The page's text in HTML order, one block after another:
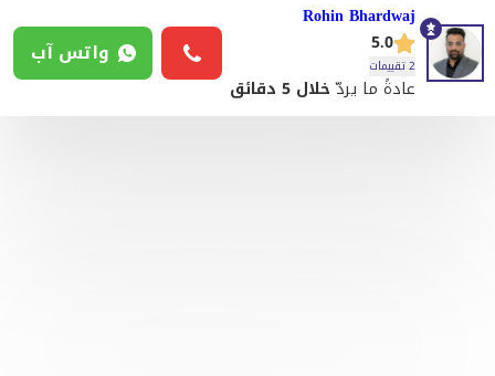
Rohin Bhardwaj
5.0
2 تقييمات
عادةً ما يردّخلال 5 دقائق
واتس آب